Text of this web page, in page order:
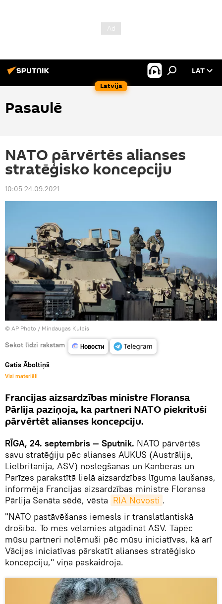
Latvija
LAT
Pasaulē
NATO pārvērtēs alianses
stratēģisko koncepciju
10:05 24.09.2021
© AP Photo / Mindaugas Kulbis
Sekot līdzi rakstam
Gatis Āboltiņš
Visi materiāli
Francijas aizsardzības ministre Floransa
Pārlija paziņoja, ka partneri NATO piekrituši
pārvērtēt alianses koncepciju.
RĪGA, 24. septembris — Sputnik. NATO pārvērtēs
savu stratēģiju pēc alianses AUKUS (Austrālija,
Lielbritānija, ASV) noslēgšanas un Kanberas un
Parīzes parakstītā lielā aizsardzības līguma laušanas,
informēja Francijas aizsardzības ministre Floransa
Pārlija Senāta sēdē, vēsta RIA Novosti .
"NATO pastāvēšanas iemesls ir translatlantiskā
drošība. To mēs vēlamies atgādināt ASV. Tāpēc
mūsu partneri nolēmuši pēc mūsu iniciatīvas, kā arī
Vācijas iniciatīvas pārskatīt alianses stratēģisko
koncepciju," viņa paskaidroja.